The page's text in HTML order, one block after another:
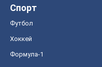
Спорт
Футбол
Хоккей
Формула-1